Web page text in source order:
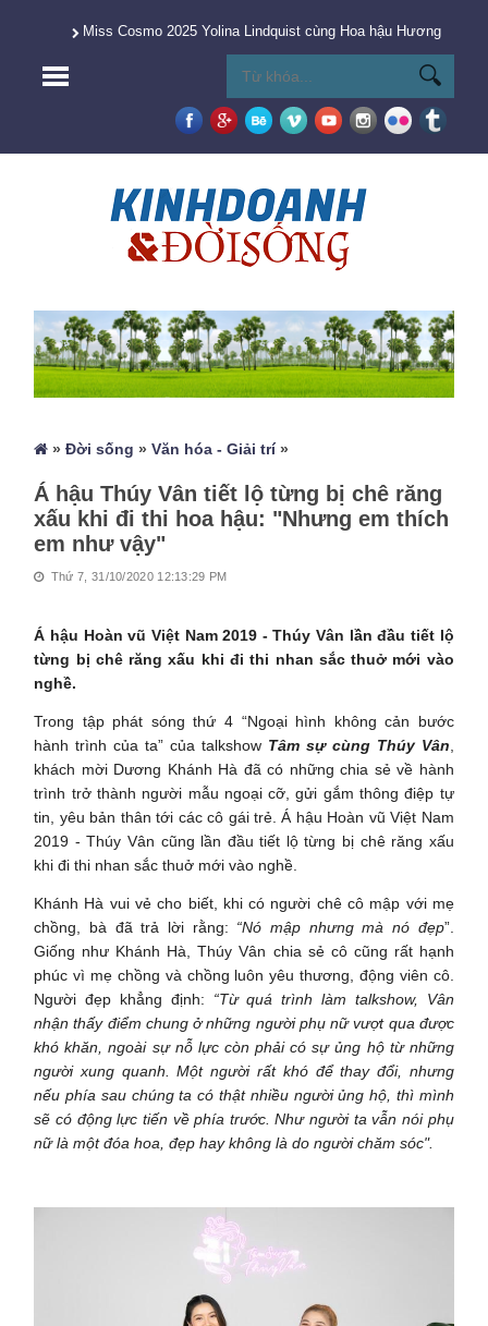
Miss Cosmo 2025 Yolina Lindquist cùng Hoa hậu Hương
»Đời sống »Văn hóa - Giải trí»
Á hậu Thúy Vân tiết lộ từng bị chê răng
xấu khi đi thi hoa hậu: "Nhưng em thích
em như vậy"
Thứ 7, 31/10/2020 12:13:29 PM
Á hậu Hoàn vũ Việt Nam 2019 - Thúy Vân lần đầu tiết lộ
từng bị chê răng xấu khi đi thi nhan sắc thuở mới vào
nghề.
Trong tập phát sóng thứ 4 “Ngoại hình không cản bước
hành trình của ta” của talkshow Tâm sự cùng Thúy Vân
khách mời Dương Khánh Hà đã có những chia sẻ về hành
trình trở thành người mẫu ngoại cỡ, gửi gắm thông điệp tự
tin, yêu bản thân tới các cô gái trẻ. Á hậu Hoàn vũ Việt Nam
2019 - Thúy Vân cũng lần đầu tiết lộ từng bị chê răng xấu
khi đi thi nhan sắc thuở mới vào nghề.
Khánh Hà vui vẻ cho biết, khi có người chê cô mập với mẹ
chồng, bà đã trả lời rằng: “Nó mập nhưng mà nó đẹp”.
Giống như Khánh Hà, Thúy Vân chia sẻ cô cũng rất hạnh
phúc vì mẹ chồng và chồng luôn yêu thương, động viên cô.
Người đẹp khẳng định: “Từ quá trình làm talkshow, Vân
nhận thấy điểm chung ở những người phụ nữ vượt qua được
khó khăn, ngoài sự nỗ lực còn phải có sự ủng hộ từ những
người xung quanh. Một người rất khó để thay đổi, nhưng
nếu phía sau chúng ta có thật nhiều người ủng hộ, thì mình
sẽ có động lực tiến về phía trước. Như người ta vẫn nói phụ
nữ là một đóa hoa, đẹp hay không là do người chăm sóc".